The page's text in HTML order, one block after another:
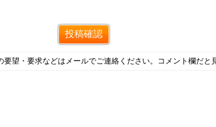
望・要求などはメールでご連絡ください。コメント欄だと